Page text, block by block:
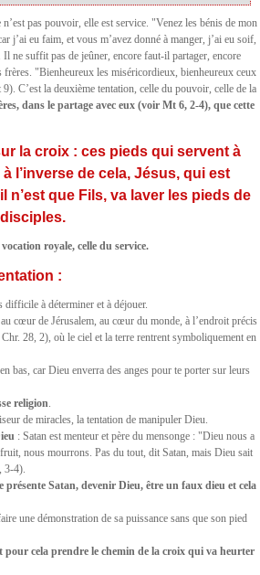
pas pouvoir, elle est service. "Venez les bénis de mon
j’ai eu faim, et vous m’avez donné à manger, j’ai eu soif,
ne suffit pas de jeûner, encore faut-il partager, encore
"Bienheureux les miséricordieux, bienheureux ceux
C’est la deuxième tentation, celle du pouvoir, celle de la
dans le partage avec eux (voir Mt 6, 2-4), que cette
la croix : ces pieds qui servent à
l’inverse de cela, Jésus, qui est
que Fils, va laver les pieds de
royale, celle du service.
:
à déterminer et à déjouer.
cœur de Jérusalem, au cœur du monde, à l’endroit précis
28, 2), où le ciel et la terre rentrent symboliquement en
bas, car Dieu enverra des anges pour te porter sur leurs
religion.
de miracles, la tentation de manipuler Dieu.
: Satan est menteur et père du mensonge : "Dieu nous a
nous mourrons. Pas du tout, dit Satan, mais Dieu sait
3-4).
Satan, devenir Dieu, être un faux dieu et cela
une démonstration de sa puissance sans que son pied
pour cela prendre le chemin de la croix qui va heurter